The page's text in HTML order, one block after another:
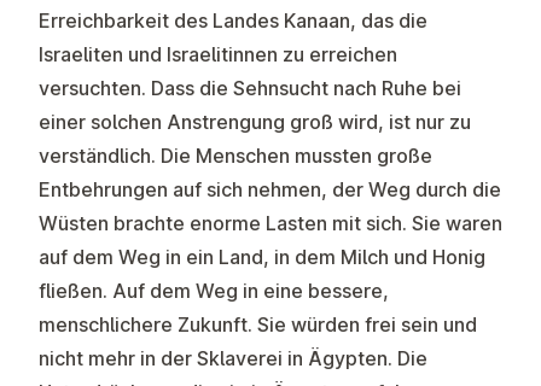
Erreichbarkeit des Landes Kanaan, das die
Israeliten und Israelitinnen zu erreichen
versuchten. Dass die Sehnsucht nach Ruhe bei
einer solchen Anstrengung groß wird, ist nur zu
verständlich. Die Menschen mussten große
Entbehrungen auf sich nehmen, der Weg durch die
Wüsten brachte enorme Lasten mit sich. Sie waren
auf dem Weg in ein Land, in dem Milch und Honig
fließen. Auf dem Weg in eine bessere,
menschlichere Zukunft. Sie würden frei sein und
nicht mehr in der Sklaverei in Ägypten. Die